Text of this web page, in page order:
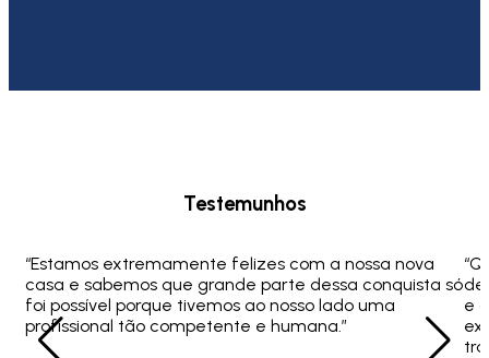
Testemunhos
“Estamos extremamente felizes com a nossa nova
casa e sabemos que grande parte dessa conquista só
foi possível porque tivemos ao nosso lado uma
profissional tão competente e humana.”
e